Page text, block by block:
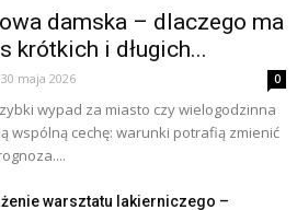
damska – dlaczego ma
krótkich i długich...
30 maja 2026 0
wypad za miasto czy wielogodzinna
wspólną cechę: warunki potrafią zmienić
warsztatu lakierniczego –